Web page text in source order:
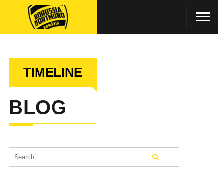
TIMELINE
BLOG